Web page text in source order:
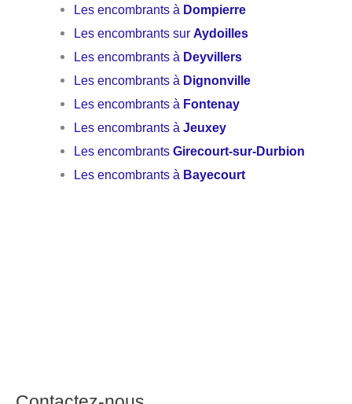
Les encombrants à Dompierre
Les encombrants surAydoilles
Les encombrants à Deyvillers
Les encombrants à Dignonville
Les encombrants à Fontenay
Les encombrants àJeuxey
Les encombrantsGirecourt-sur-Durbion
Les encombrants à Bayecourt